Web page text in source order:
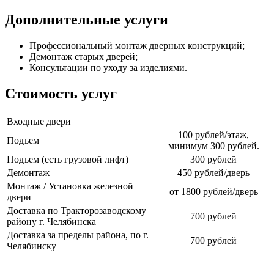
Дополнительные услуги
Профессиональный монтаж дверных конструкций;
Демонтаж старых дверей;
Консультации по уходу за изделиями.
Стоимость услуг
Входные двери
Подъем
100 рублей/этаж,
минимум 300 рублей.
Подъем (есть грузовой лифт)
300 рублей
Демонтаж
450 рублей/дверь
Монтаж / Установка железной
двери
от 1800 рублей/дверь
Доставка по Тракторозаводскому
району г. Челябинска
700 рублей
Доставка за пределы района, по г.
Челябинску
700 рублей